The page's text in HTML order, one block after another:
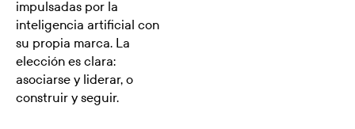
impulsadas por la
inteligencia artificial con
su propia marca. La
elección es clara:
asociarse y liderar, o
construir y seguir.